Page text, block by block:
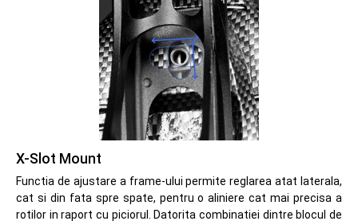
X-Slot Mount
Functia de ajustare a frame-ului permite reglarea atat laterala,
cat si din fata spre spate, pentru o aliniere cat mai precisa a
rotilor in raport cu piciorul. Datorita combinatiei dintre blocul de